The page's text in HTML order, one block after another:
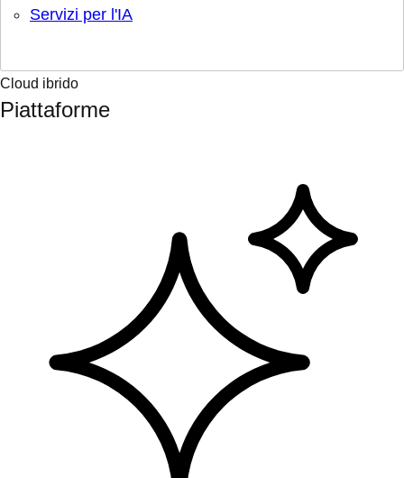
Servizi per l'IA
Cloud ibrido
Piattaforme